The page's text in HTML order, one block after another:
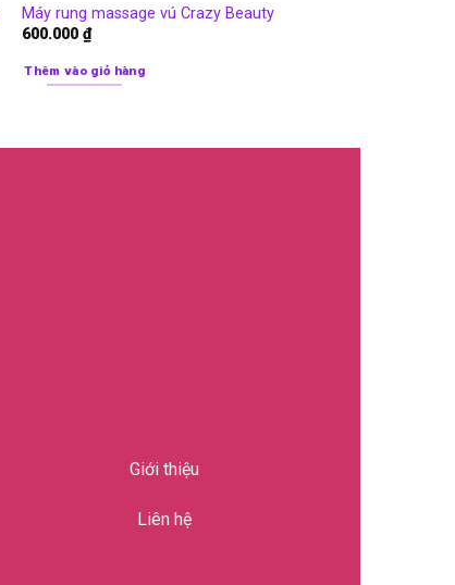
Máy rung massage vú Crazy Beauty
600.000 ₫
Thêm vào giỏ hàng
Giới thiệu
Liên hệ